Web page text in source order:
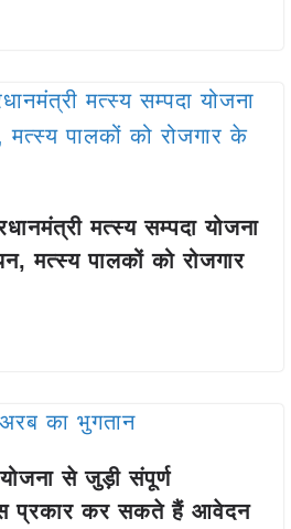
मत्स्य सम्पदा योजना
मत्स्य पालकों को रोजगार
से जुड़ी संपूर्ण
प्रकार कर सकते हैं आवेदन